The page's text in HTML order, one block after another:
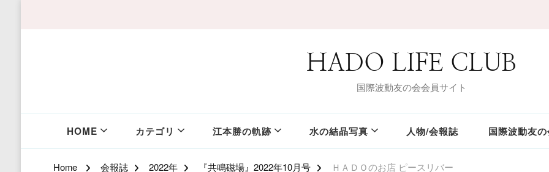
HADO LIFE CLUB
国際波動友の会会員サイト
HOME カテゴリ 江本勝の軌跡 水の結晶写真 人物/会報誌 国際波動友
Home 会報誌 2022年 『共鳴磁場』2022年10月号 ＨＡＤＯのお店 ピースリバー